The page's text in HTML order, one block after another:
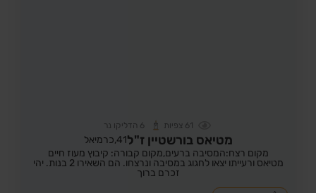
61 צפיות 6 הדליקו נר
מטיאס בורשטיין ז"ל41, כרמיאל
מקום רצח:המסיבה ברעים,מקום קבורה: קיבוץ מעוז חיים
מטיאס ורעייתו יצאו לחגוג במסיבה ונרצחו. הם השאירו 2 בנות. יהי
זכרם ברוך